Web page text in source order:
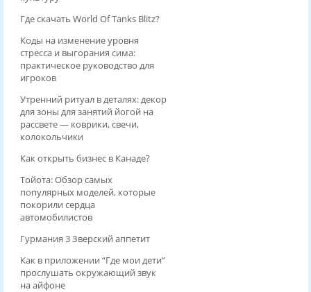
Где скачать World Of Tanks Blitz?
Коды на изменение уровня
стресса и выгорания сима:
практическое руководство для
игроков
Утренний ритуал в деталях: декор
для зоны для занятий йогой на
рассвете — коврики, свечи,
колокольчики
Как открыть бизнес в Канаде?
Тойота: Обзор самых
популярных моделей, которые
покорили сердца
автомобилистов
Гурмания 3 Зверский аппетит
Как в приложении “Где мои дети”
прослушать окружающий звук
на айфоне